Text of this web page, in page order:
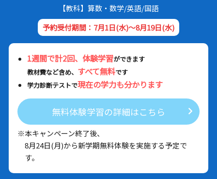
【教科】算数・数学/英語/国語
予約受付期間：7月1日(水)～8月19日(水)
1週間で計2回、体験学習ができます
教材費など含め、 すべて無料です
学力診断テストで現在の学力も分かります
無料体験学習の詳細はこちら
※本キャンペーン終了後、
8月24日(月)から新学期無料体験を実施する予定で
す。